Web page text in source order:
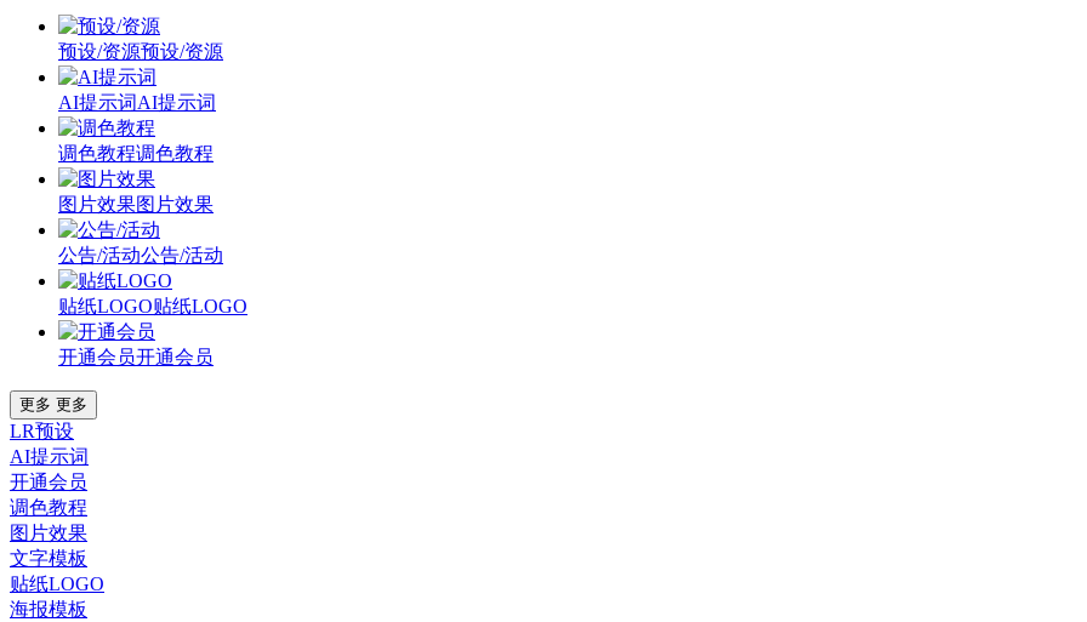
预设/资源预设/资源
AI提示词AI提示词
调色教程调色教程
图片效果图片效果
公告/活动公告/活动
贴纸LOGO贴纸LOGO
开通会员开通会员
更多 更多
LR预设
AI提示词
开通会员
调色教程
图片效果
文字模板
贴纸LOGO
海报模板